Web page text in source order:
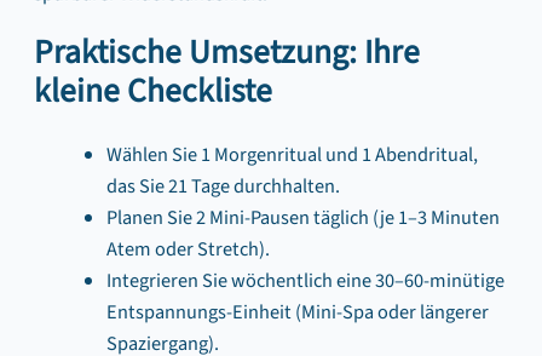
Praktische Umsetzung: Ihre
kleine Checkliste
Wählen Sie 1 Morgenritual und 1 Abendritual,
das Sie 21 Tage durchhalten.
Planen Sie 2 Mini-Pausen täglich (je 1–3 Minuten
Atem oder Stretch).
Integrieren Sie wöchentlich eine 30–60-minütige
Entspannungs-Einheit (Mini-Spa oder längerer
Spaziergang).